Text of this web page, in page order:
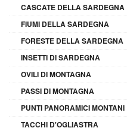
CASCATE DELLA SARDEGNA
FIUMI DELLA SARDEGNA
FORESTE DELLA SARDEGNA
INSETTI DI SARDEGNA
OVILI DI MONTAGNA
PASSI DI MONTAGNA
PUNTI PANORAMICI MONTANI
TACCHI D'OGLIASTRA